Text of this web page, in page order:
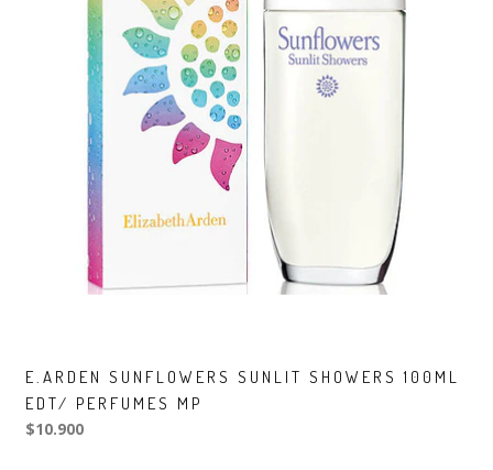
E.ARDEN SUNFLOWERS SUNLIT SHOWERS 100ML
EDT/ PERFUMES MP
$10.900